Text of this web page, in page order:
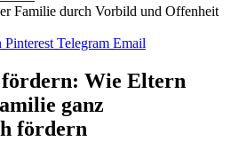
Familie durch Vorbild und Offenheit
Pinterest Telegram Email
Wie Eltern
ganz
fördern